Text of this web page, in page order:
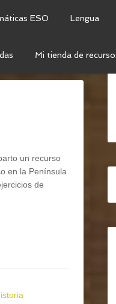
ESO Lengua
Mi tienda de
un recurso
en la Península
de